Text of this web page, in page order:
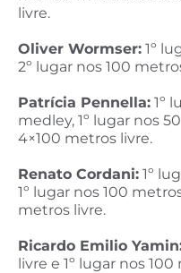
livre.
Oliver Wormser: 1º
2º lugar nos 100
Patrícia Pennella: 1º
medley, 1º lugar nos
4×100 metros livre.
Renato Cordani: 1º
1º lugar nos 100
metros livre.
Ricardo Emilio
livre e 1º lugar nos